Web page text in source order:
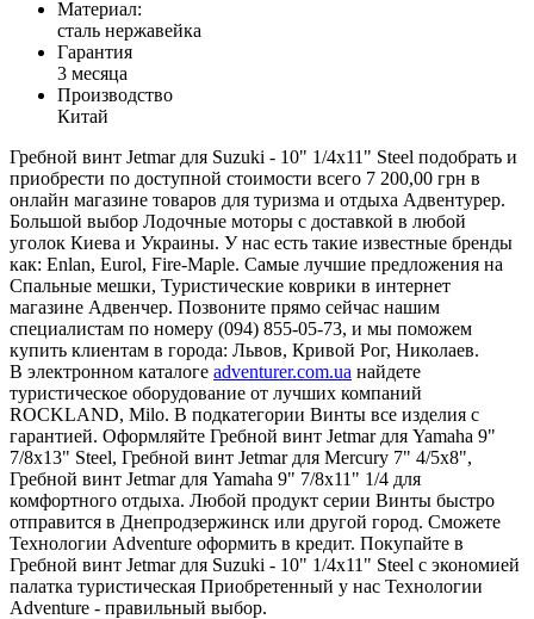
Материал:
сталь нержавейка
Гарантия
3 месяца
Производство
Китай
Гребной винт Jetmar для Suzuki - 10" 1/4x11" Steel подобрать и
приобрести по доступной стоимости всего 7 200,00 грн в
онлайн магазине товаров для туризма и отдыха Адвентурер.
Большой выбор Лодочные моторы с доставкой в любой
уголок Киева и Украины. У нас есть такие известные бренды
как: Enlan, Eurol, Fire-Maple. Самые лучшие предложения на
Спальные мешки, Туристические коврики в интернет
магазине Адвенчер. Позвоните прямо сейчас нашим
специалистам по номеру (094) 855-05-73, и мы поможем
купить клиентам в города: Львов, Кривой Рог, Николаев.
В электронном каталоге adventurer.com.ua найдете
туристическое оборудование от лучших компаний
ROCKLAND, Milo. В подкатегории Винты все изделия с
гарантией. Оформляйте Гребной винт Jetmar для Yamaha 9"
7/8х13" Steel, Гребной винт Jetmar для Mercury 7" 4/5x8",
Гребной винт Jetmar для Yamaha 9" 7/8х11" 1/4 для
комфортного отдыха. Любой продукт серии Винты быстро
отправится в Днепродзержинск или другой город. Сможете
Технологии Adventure оформить в кредит. Покупайте в
Гребной винт Jetmar для Suzuki - 10" 1/4x11" Steel с экономией
палатка туристическая Приобретенный у нас Технологии
Adventure - правильный выбор.